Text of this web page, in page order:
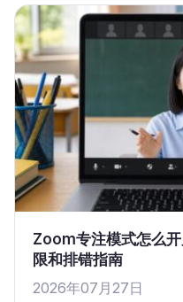
Zoom专注模式怎么
限和排错指南
2026年07月27日